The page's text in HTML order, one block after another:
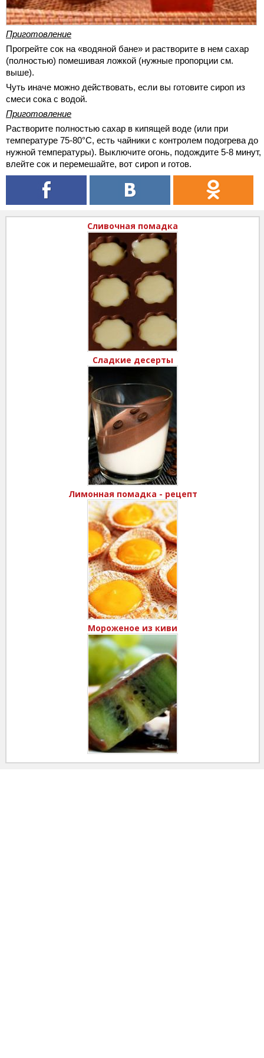
Приготовление
Прогрейте сок на «водяной бане» и растворите в нем сахар
(полностью) помешивая ложкой (нужные пропорции см.
выше).
Чуть иначе можно действовать, если вы готовите сироп из
смеси сока с водой.
Приготовление
Растворите полностью сахар в кипящей воде (или при
температуре 75-80°С, есть чайники с контролем подогрева до
нужной температуры). Выключите огонь, подождите 5-8 минут,
влейте сок и перемешайте, вот сироп и готов.
Сливочная помадка
Сладкие десерты
Лимонная помадка - рецепт
Мороженое из киви